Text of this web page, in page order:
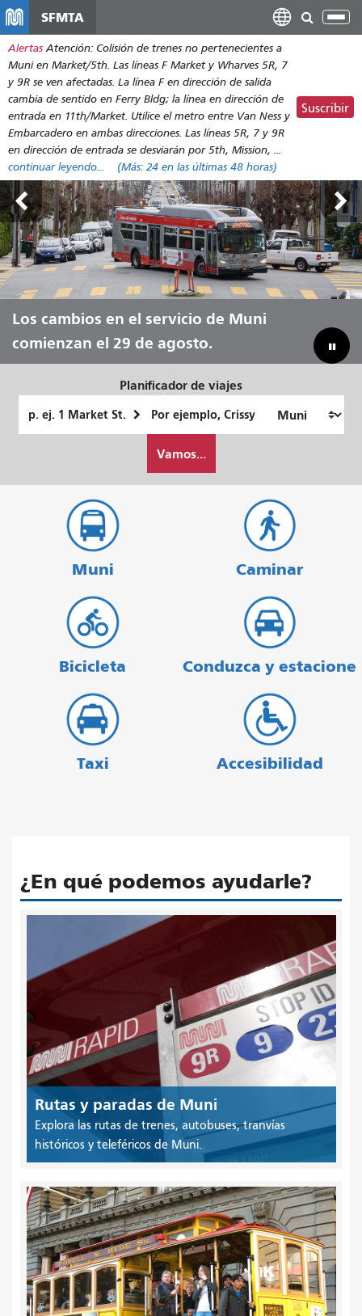
contenido
principal
SFMTA
Alertas Atención: Colisión de trenes no pertenecientes a
Muni en Market/5th. Las líneas F Market y Wharves 5R, 7
y 9R se ven afectadas. La línea F en dirección de salida
cambia de sentido en Ferry Bldg; la línea en dirección de
entrada en 11th/Market. Utilice el metro entre Van Ness y
Embarcadero en ambas direcciones. Las líneas 5R, 7 y 9R
en dirección de entrada se desviarán por 5th, Mission, ...
continuar leyendo...
(Más: 24 en las últimas 48 horas)
Suscribir
Tierras Exteriores, del 7 al 9 de
agosto.
Los cambios en el servicio de Muni
comienzan el 29 de agosto.
Deja que Muni te lleve durante todo
el verano.
Reduciendo nuestra brecha
presupuestaria para ahorrar en Muni
Planificador de viajes
de
quiero
viajar
Vamos...
Muni Caminar
Bicicleta Conduzca y estacione
Taxi Accesibilidad
¿En qué podemos ayudarle?
Rutas y paradas de Muni
Explora las rutas de trenes, autobuses, tranvías
históricos y teleféricos de Muni.